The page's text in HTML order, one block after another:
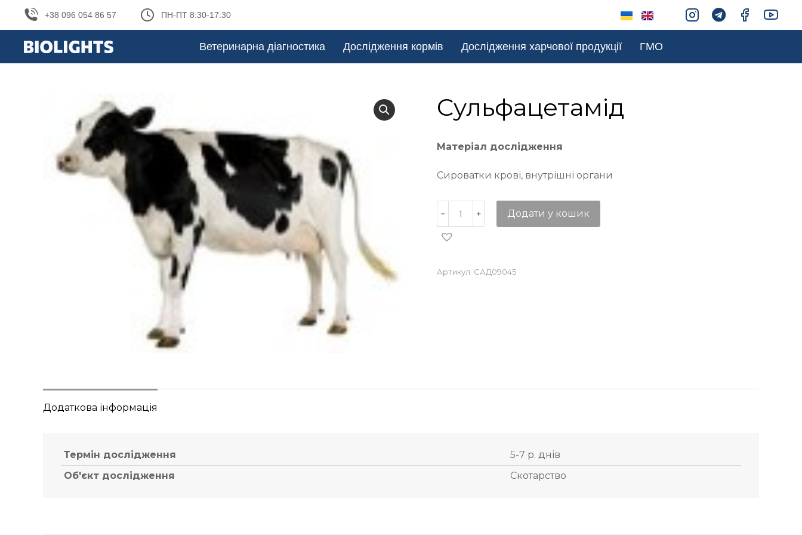
+38 096 054 86 57 ПН-ПТ 8:30-17:30
Ветеринарна діагностика Дослідження кормів Дослідження харчової продукції ГМО
Сульфацетамід
Матеріал дослідження
Сироватки крові, внутрішні органи
Додати у кошик
Артикул: САД09045
Додаткова інформація
Термін дослідження
5-7 р. днів
Об'єкт дослідження
Скотарство